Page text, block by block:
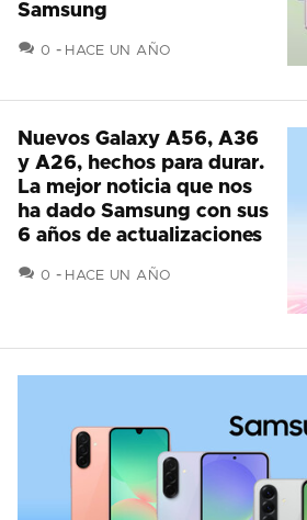
Samsung
0 COMENTARIOS
HACE UN AÑO
Nuevos Galaxy A56, A36
y A26, hechos para durar.
La mejor noticia que nos
ha dado Samsung con sus
6 años de actualizaciones
0 COMENTARIOS
HACE UN AÑO